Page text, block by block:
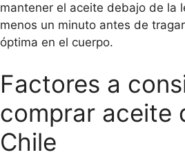
mantener el aceite debajo de la
menos un minuto antes de
óptima en el cuerpo.
Factores a
comprar aceite
Chile